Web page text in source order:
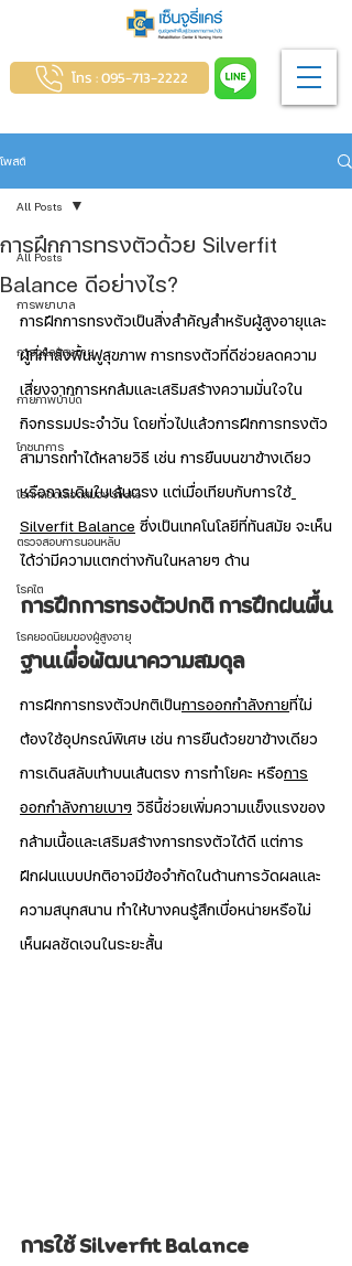
โทร : 095-713-2222
โพสต์
All Posts
การพยาบาล
การดูแลผู้สูงอายุ
กายภาพบำบัด
โภชนาการ
โรคหลอดเลือดสมอง Stroke
ตรวจสอบการนอนหลับ
โรคไต
โรคยอดนิยมของผู้สูงอายุ
All Posts
การฝึกการทรงตัวด้วย Silverfit
Balance ดีอย่างไร?
การฝึกการทรงตัวเป็นสิ่งสำคัญสำหรับผู้สูงอายุและ
ผู้ที่กำลังฟื้นฟูสุขภาพ การทรงตัวที่ดีช่วยลดความ
เสี่ยงจากการหกล้มและเสริมสร้างความมั่นใจใน
กิจกรรมประจำวัน โดยทั่วไปแล้วการฝึกการทรงตัว
สามารถทำได้หลายวิธี เช่น การยืนบนขาข้างเดียว
หรือการเดินในเส้นตรง แต่เมื่อเทียบกับการใช้
Silverfit Balance ซึ่งเป็นเทคโนโลยีที่ทันสมัย จะเห็น
ได้ว่ามีความแตกต่างกันในหลายๆ ด้าน
การฝึกการทรงตัวปกติ การฝึกฝนพื้น
ฐานเพื่อพัฒนาความสมดุล
การฝึกการทรงตัวปกติเป็นการออกกำลังกายที่ไม่
ต้องใช้อุปกรณ์พิเศษ เช่น การยืนด้วยขาข้างเดียว
การเดินสลับเท้าบนเส้นตรง การทำโยคะ หรือการ
ออกกำลังกายเบาๆ วิธีนี้ช่วยเพิ่มความแข็งแรงของ
กล้ามเนื้อและเสริมสร้างการทรงตัวได้ดี แต่การ
ฝึกฝนแบบปกติอาจมีข้อจำกัดในด้านการวัดผลและ
ความสนุกสนาน ทำให้บางคนรู้สึกเบื่อหน่ายหรือไม่
เห็นผลชัดเจนในระยะสั้น
การใช้ Silverfit Balance